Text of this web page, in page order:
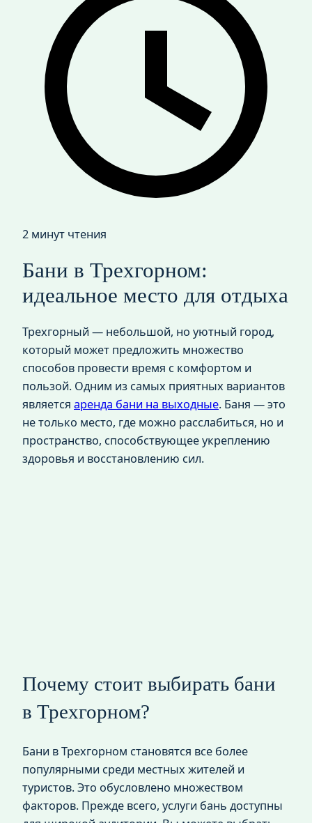
2 минут чтения
Бани в Трехгорном:
идеальное место для отдыха
Трехгорный — небольшой, но уютный город,
который может предложить множество
способов провести время с комфортом и
пользой. Одним из самых приятных вариантов
является аренда бани на выходные. Баня — это
не только место, где можно расслабиться, но и
пространство, способствующее укреплению
здоровья и восстановлению сил.
Почему стоит выбирать бани
в Трехгорном?
Бани в Трехгорном становятся все более
популярными среди местных жителей и
туристов. Это обусловлено множеством
факторов. Прежде всего, услуги бань доступны